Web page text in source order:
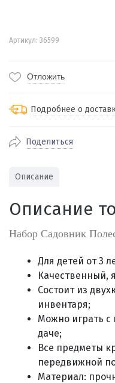
Артикул: 36599
Отложить
Подробнее о
По Екатеринбургу
Отправляем во все
службами Пэк, Кит, Луч,
доставка, Почта РФ или
Через СБП при
Екатеринбурга
городов)
Оплата по счету
Поделиться
Описание
Описание
Набор Садовник
Для детей от 3
Качественный,
Состоит из
инвентаря;
Можно играть с
даче;
Все предметы
передвижной
Материал: